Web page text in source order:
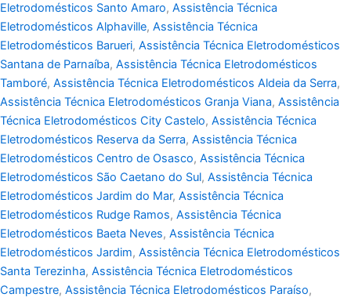
Eletrodomésticos Santo Amaro, Assistência Técnica
Eletrodomésticos Alphaville, Assistência Técnica
Eletrodomésticos Barueri, Assistência Técnica Eletrodomésticos
Santana de Parnaíba, Assistência Técnica Eletrodomésticos
Tamboré, Assistência Técnica Eletrodomésticos Aldeia da Serra,
Assistência Técnica Eletrodomésticos Granja Viana, Assistência
Técnica Eletrodomésticos City Castelo, Assistência Técnica
Eletrodomésticos Reserva da Serra, Assistência Técnica
Eletrodomésticos Centro de Osasco, Assistência Técnica
Eletrodomésticos São Caetano do Sul, Assistência Técnica
Eletrodomésticos Jardim do Mar, Assistência Técnica
Eletrodomésticos Rudge Ramos, Assistência Técnica
Eletrodomésticos Baeta Neves, Assistência Técnica
Eletrodomésticos Jardim, Assistência Técnica Eletrodomésticos
Santa Terezinha, Assistência Técnica Eletrodomésticos
Campestre, Assistência Técnica Eletrodomésticos Paraíso,